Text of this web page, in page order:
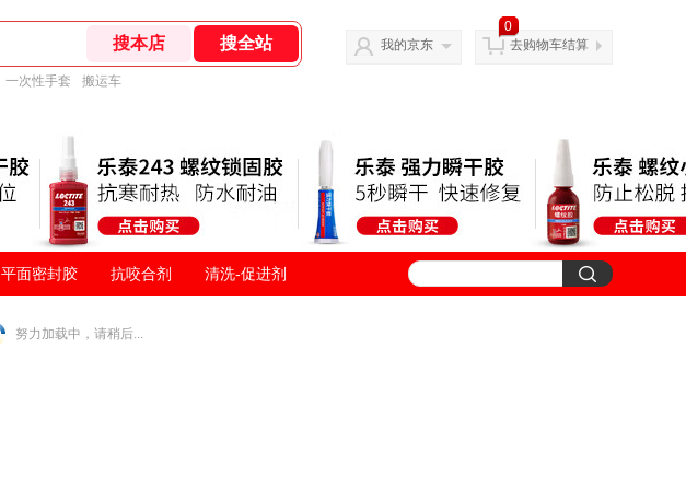
一次性手套 搬运车
我的京东
0
去购物车结算
平面密封胶 抗咬合剂 清洗-促进剂
努力加载中，请稍后...